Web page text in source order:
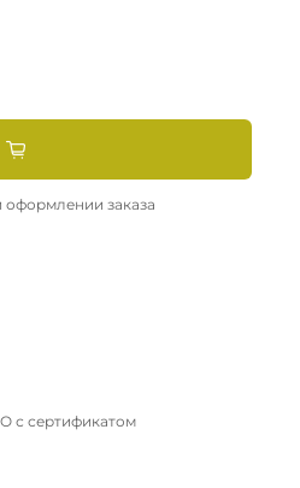
оформлении заказа
с сертификатом